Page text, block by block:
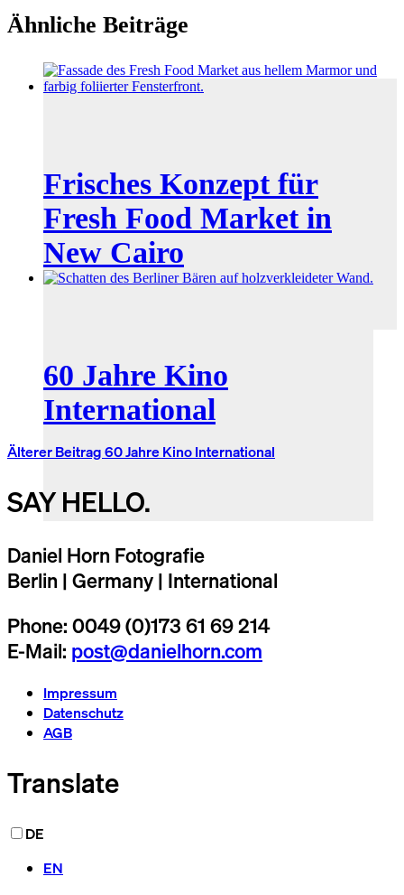
Ähnliche Beiträge
Frisches Konzept für
Fresh Food Market in
New Cairo
60 Jahre Kino
International
Älterer Beitrag60 Jahre Kino International
SAY HELLO.
Daniel Horn Fotografie
Berlin | Germany | International
Phone: 0049 (0)173 61 69 214
E-Mail: post@danielhorn.com
Impressum
Datenschutz
AGB
Translate
DE
EN